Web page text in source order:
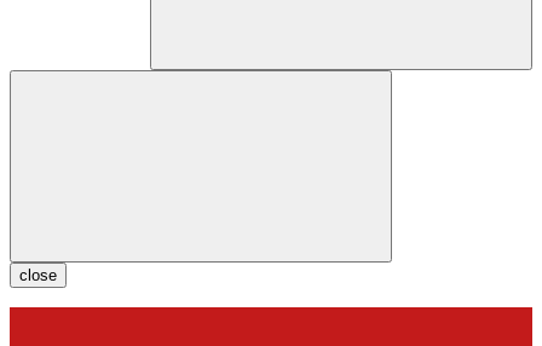
close